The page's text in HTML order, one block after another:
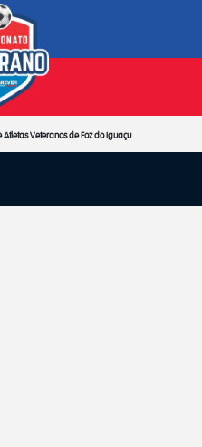
Veteranos de Foz do Iguaçu